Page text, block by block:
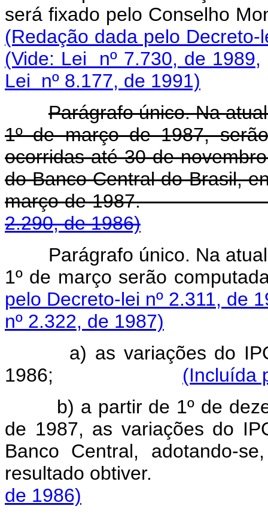
será fixado pelo
(Redação dada pelo Decreto-
(Vide: Lei nº 7.730, de 1989,
Lei nº 8.177, de 1991)
Parágrafo único. Na
1º de março de 1987,
ocorridas até 30 de
do Banco Central do Brasil,
março de
2.290, de 1986)
Parágrafo único. Na
1º de março
pelo Decreto-lei nº 2.311, de
nº 2.322, de 1987)
a) as variações do
1986; (Incluída
b) a partir de 1º de
de 1987, as variações do
Banco Central, adotando-
resultado
de 1986)